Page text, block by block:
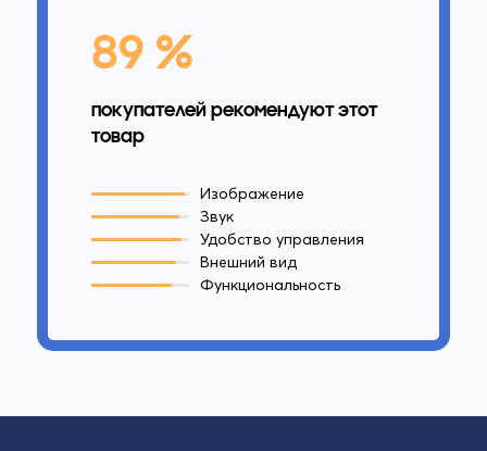
89 %
покупателей рекомендуют этот
товар
Изображение
Звук
Удобство управления
Внешний вид
Функциональность